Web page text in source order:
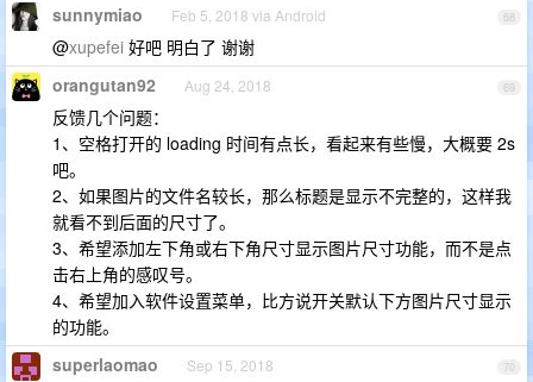
68
sunnymiao Feb 5, 2018 via Android
@xupefei 好吧 明白了 谢谢
69
orangutan92 Aug 24, 2018
反馈几个问题：
1、空格打开的 loading 时间有点长，看起来有些慢，大概要 2s
吧。
2、如果图片的文件名较长，那么标题是显示不完整的，这样我
就看不到后面的尺寸了。
3、希望添加左下角或右下角尺寸显示图片尺寸功能，而不是点
击右上角的感叹号。
4、希望加入软件设置菜单，比方说开关默认下方图片尺寸显示
的功能。
70
superlaomao Sep 15, 2018